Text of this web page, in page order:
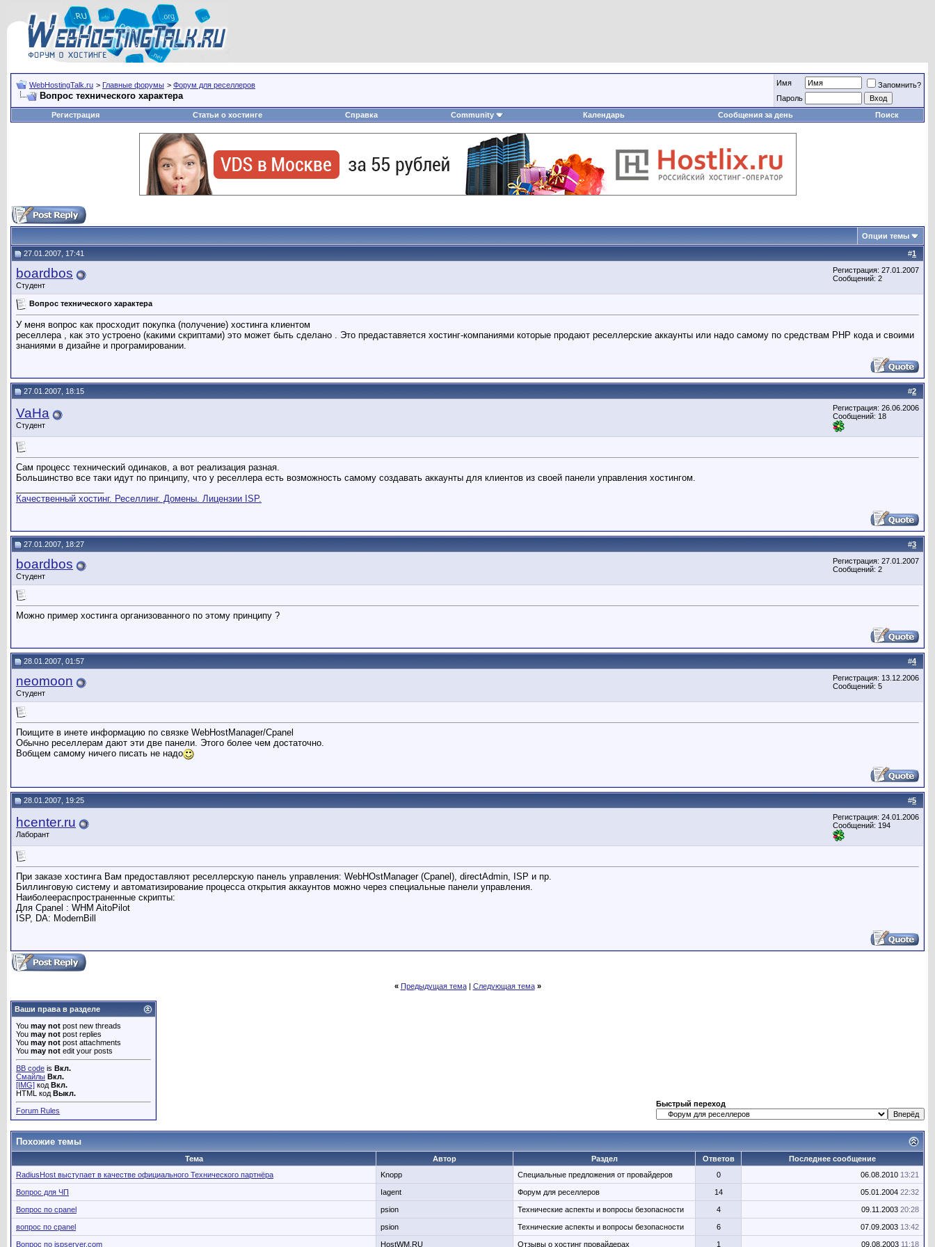
WebHostingTalk.ru > Главные форумы > Форум для реселлеров
Вопрос технического характера
Имя
Запомнить?
Пароль
Регистрация
Статьи о хостинге Справка Community Календарь Сообщения за день Поиск
Опции темы
#1
27.01.2007, 17:41
boardbos
Студент
Регистрация: 27.01.2007
Сообщений: 2
Вопрос технического характера
У меня вопрос как просходит покупка (получение) хостинга клиентом
реселлера , как это устроено (какими скриптами) это может быть сделано . Это предаставяется хостинг-компаниями которые продают реселлерские аккаунты или надо самому по средствам PHP кода и своими
знаниями в дизайне и програмировании.
#2
27.01.2007, 18:15
VaHa
Студент
Регистрация: 26.06.2006
Сообщений: 18
Сам процесс технический одинаков, а вот реализация разная.
Большинство все таки идут по принципу, что у реселлера есть возможность самому создавать аккаунты для клиентов из своей панели управления хостингом.
Качественный хостинг. Реселлинг. Домены. Лицензии ISP.
#3
27.01.2007, 18:27
boardbos
Студент
Регистрация: 27.01.2007
Сообщений: 2
Можно пример хостинга организованного по этому принципу ?
#4
28.01.2007, 01:57
neomoon
Студент
Регистрация: 13.12.2006
Сообщений: 5
Поищите в инете информацию по связке WebHostManager/Cpanel
Обычно реселлерам дают эти две панели. Этого более чем достаточно.
Вобщем самому ничего писать не надо
#5
28.01.2007, 19:25
hcenter.ru
Лаборант
Регистрация: 24.01.2006
Сообщений: 194
При заказе хостинга Вам предоставляют реселлерскую панель управления: WebHOstManager (Cpanel), directAdmin, ISP и пр.
Биллинговую систему и автоматизирование процесса открытия аккаунтов можно через специальные панели управления.
Наиболеераспространенные скрипты:
Для Cpanel : WHM AitoPilot
ISP, DA: ModernBill
« Предыдущая тема| Следующая тема »
Ваши права в разделе
You may not post new threads
You may not post replies
You may not post attachments
You may not edit your posts
BB code is Вкл.
Смайлы Вкл.
[IMG] код Вкл.
HTML код Выкл.
Forum Rules
Быстрый переход
Похожие темы
Тема Автор Раздел Ответов
Последнее сообщение
RadiusHost выступает в качестве официального Технического партнёра
Knopp Специальные предложения от провайдеров 0 06.08.2010 13:21
Вопрос для ЧП Iagent Форум для реселлеров 14 05.01.2004 22:32
Вопрос по cpanel psion Технические аспекты и вопросы безопасности 4 09.11.2003 20:28
вопрос по cpanel psion Технические аспекты и вопросы безопасности 6 07.09.2003 13:42
Вопрос по ispserver.com HostWM.RU Отзывы о хостинг провайдерах 1 09.08.2003 11:18